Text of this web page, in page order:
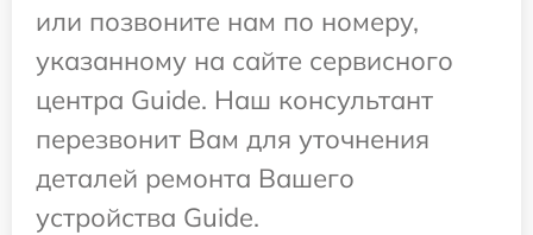
или позвоните нам по номеру,
указанному на сайте сервисного
центра Guide. Наш консультант
перезвонит Вам для уточнения
деталей ремонта Вашего
устройства Guide.